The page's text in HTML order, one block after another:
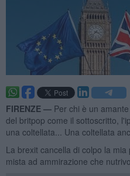
FIRENZE — Per chi è un
del britpop come il sottoscritto,
una coltellata... Una coltellata
La brexit cancella di colpo la
mista ad ammirazione che